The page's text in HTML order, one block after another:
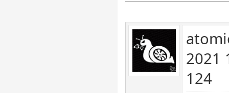
2021
124